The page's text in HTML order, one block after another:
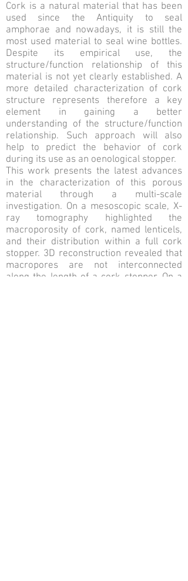
Cork is a natural material that has been
used since the Antiquity to seal
amphorae and nowadays, it is still the
most used material to seal wine bottles.
Despite its empirical use, the
structure/function relationship of this
material is not yet clearly established. A
more detailed characterization of cork
structure represents therefore a key
element in gaining a better
understanding of the structure/function
relationship. Such approach will also
help to predict the behavior of cork
during its use as an oenological stopper.
This work presents the latest advances
in the characterization of this porous
material through a multi-scale
investigation. On a mesoscopic scale, X-
ray tomography highlighted the
macroporosity of cork, named lenticels,
and their distribution within a full cork
stopper. 3D reconstruction revealed that
macropores are not interconnected
along the length of a cork stopper. On a